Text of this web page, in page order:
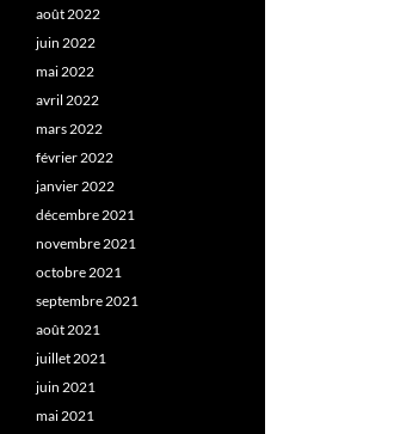
août 2022
juin 2022
mai 2022
avril 2022
mars 2022
février 2022
janvier 2022
décembre 2021
novembre 2021
octobre 2021
septembre 2021
août 2021
juillet 2021
juin 2021
mai 2021